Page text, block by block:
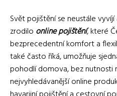
Svět pojištění se neustále
zrodilo online pojištění, které
bezprecedentní komfort a
také často říká, umožňuje
pohodlí domova, bez nutnosti
nejvyhledávanější online